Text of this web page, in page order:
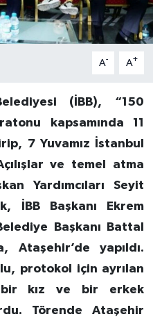
A- A+
(İBB), “150
kapsamında 11
7 Yuvamız İstanbul
ve temel atma
Yardımcıları Seyit
İBB Başkanı Ekrem
Başkanı Battal
Ataşehir’de yapıldı.
protokol için ayrılan
kız ve bir erkek
Törende Ataşehir